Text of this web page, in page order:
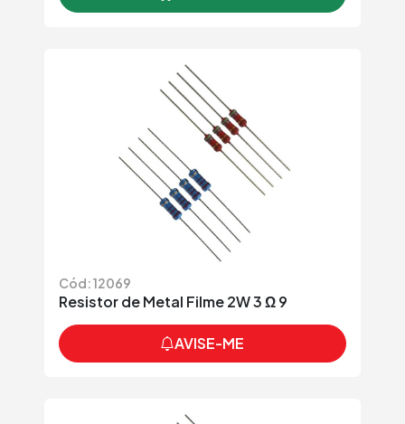
Cód: 12069
Resistor de Metal Filme 2W 3 Ω 9
AVISE-ME